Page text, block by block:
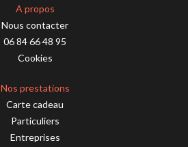
A propos
Nous contacter
06 84 66 48 95
Cookies
Nos prestations
Carte cadeau
Particuliers
Entreprises